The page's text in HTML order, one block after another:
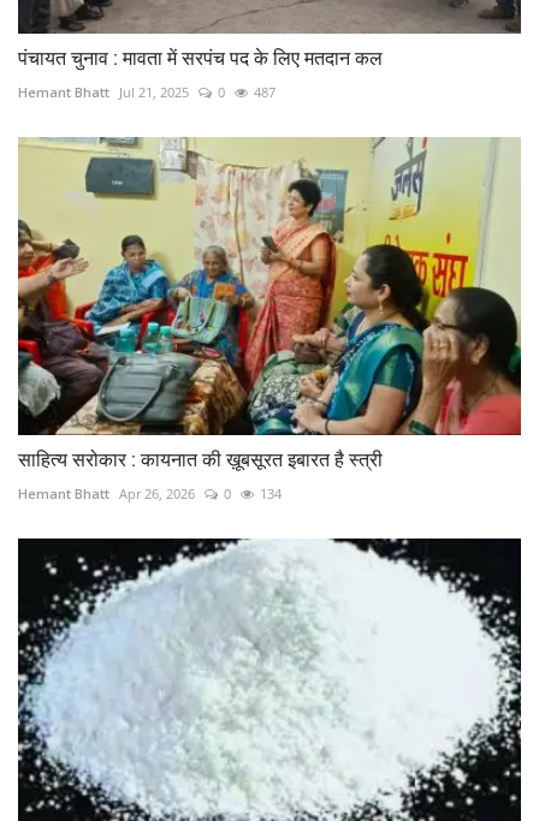
पंचायत चुनाव : मावता में सरपंच पद के लिए मतदान कल
Hemant Bhatt Jul 21, 2025 0 487
साहित्य सरोकार : कायनात की ख़ूबसूरत इबारत है स्त्री
Hemant Bhatt Apr 26, 2026 0 134